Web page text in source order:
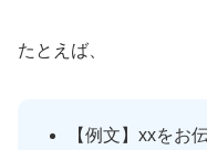
たとえば、
【例文】xxをお